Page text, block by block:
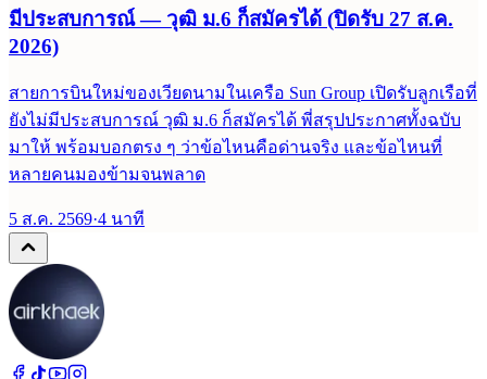
มีประสบการณ์ — วุฒิ ม.6 ก็สมัครได้ (ปิดรับ 27 ส.ค.
2026)
สายการบินใหม่ของเวียดนามในเครือ Sun Group เปิดรับลูกเรือที่
ยังไม่มีประสบการณ์ วุฒิ ม.6 ก็สมัครได้ พี่สรุปประกาศทั้งฉบับ
มาให้ พร้อมบอกตรง ๆ ว่าข้อไหนคือด่านจริง และข้อไหนที่
หลายคนมองข้ามจนพลาด
5 ส.ค. 2569·4 นาที